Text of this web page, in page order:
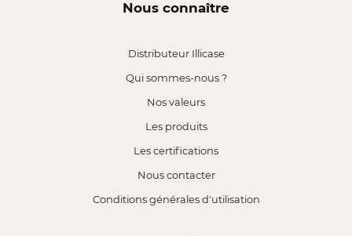
Nous connaître
Distributeur Illicase
Qui sommes-nous ?
Nos valeurs
Les produits
Les certifications
Nous contacter
Conditions générales d'utilisation